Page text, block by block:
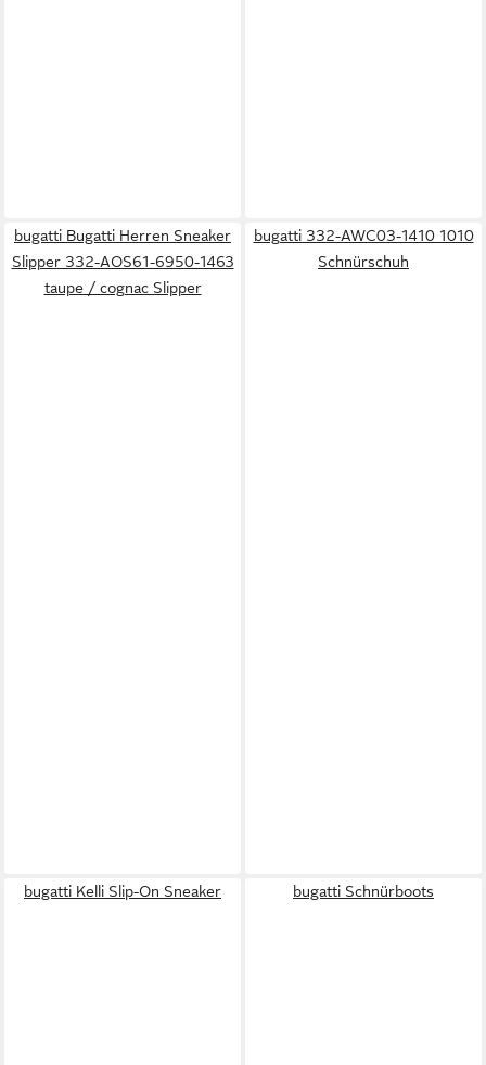
bugatti Bugatti Herren Sneaker
Slipper 332-AOS61-6950-1463
taupe / cognac Slipper
bugatti 332-AWC03-1410 1010
Schnürschuh
bugatti Kelli Slip-On Sneaker bugatti Schnürboots